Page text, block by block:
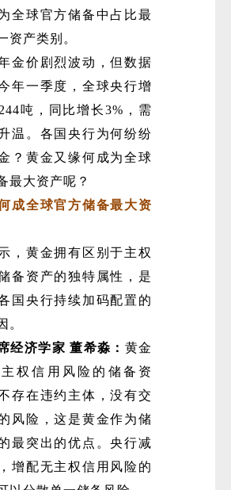
全球官方储备中占比最
资产类别。
金价剧烈波动，但数据
年一季度，全球央行增
吨，同比增长3%，需
温。各国央行为何纷纷
？黄金又缘何成为全球
最大资产呢？
成全球官方储备最大资
，黄金拥有区别于主权
备资产的独特属性，是
国央行持续加码配置的
。
经济学家 董希淼： 黄金
权信用风险的储备资
存在违约主体，没有交
风险，这是黄金作为储
最突出的优点。央行减
增配无主权信用风险的